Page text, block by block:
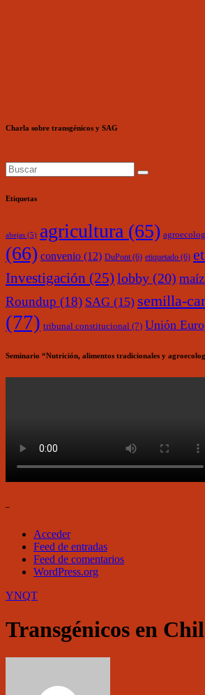
Charla sobre transgénicos y SAG
Etiquetas
abejas (5) agricultura (65)
(66) convenio (12) DuPont (6) etiquetado (6)
Investigación (25) lobby (20) maíz
Roundup (18) SAG (15) semilla-
(77) tribunal constitucional (7) Unión
Seminario “Nutrición, alimentos tradicionales y
–
Acceder
Feed de entradas
Feed de comentarios
WordPress.org
YNQT
Transgénicos en